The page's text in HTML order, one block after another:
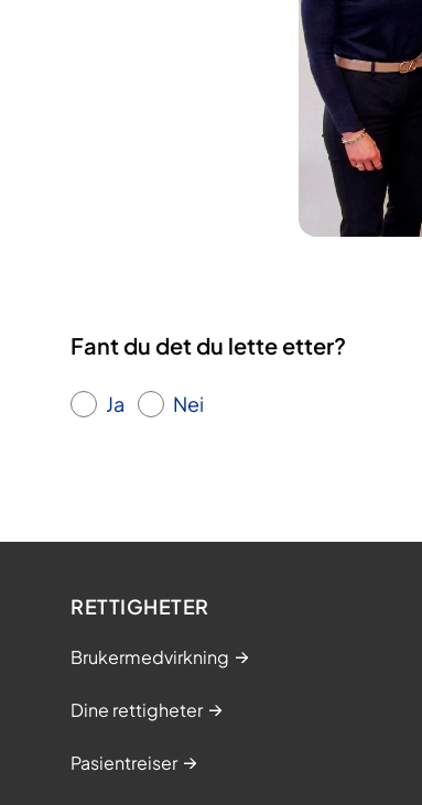
Fant du det du lette etter?
Ja Nei
RETTIGHETER
Brukermedvirkning
Dine rettigheter
Pasientreiser